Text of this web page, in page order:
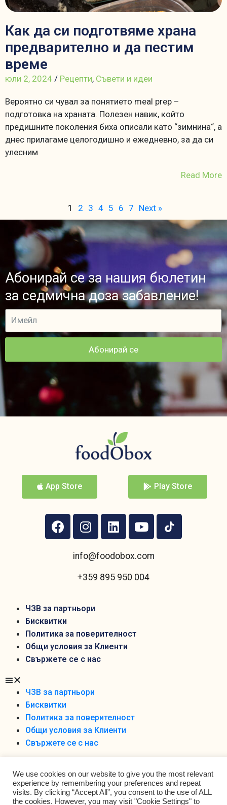
Как да си подготвяме храна
предварително и да пестим
време
юли 2, 2024 / Рецепти, Съвети и идеи
Вероятно си чувал за понятието meal prep –
подготовка на храната. Полезен навик, който
предишните поколения биха описали като “зимнина“, а
днес прилагаме целогодишно и ежедневно, за да си
улесним
Read More
1 2 3 4 5 6 7 Next »
Абонирай се за нашия бюлетин
за седмична доза забавление!
Абонирай се
App Store Play Store
info@foodobox.com
+359 895 950 004
ЧЗВ за партньори
Бисквитки
Политика за поверителност
Общи условия за Клиенти
Свържете се с нас
ЧЗВ за партньори
Бисквитки
Политика за поверителност
Общи условия за Клиенти
Свържете се с нас
We use cookies on our website to give you the most relevant
experience by remembering your preferences and repeat
visits. By clicking “Accept All”, you consent to the use of ALL
the cookies. However, you may visit "Cookie Settings" to